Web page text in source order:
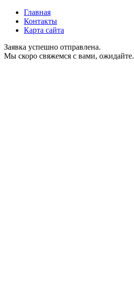
Главная
Контакты
Карта сайта
Заявка успешно отправлена.
Мы скоро свяжемся с вами, ожидайте.